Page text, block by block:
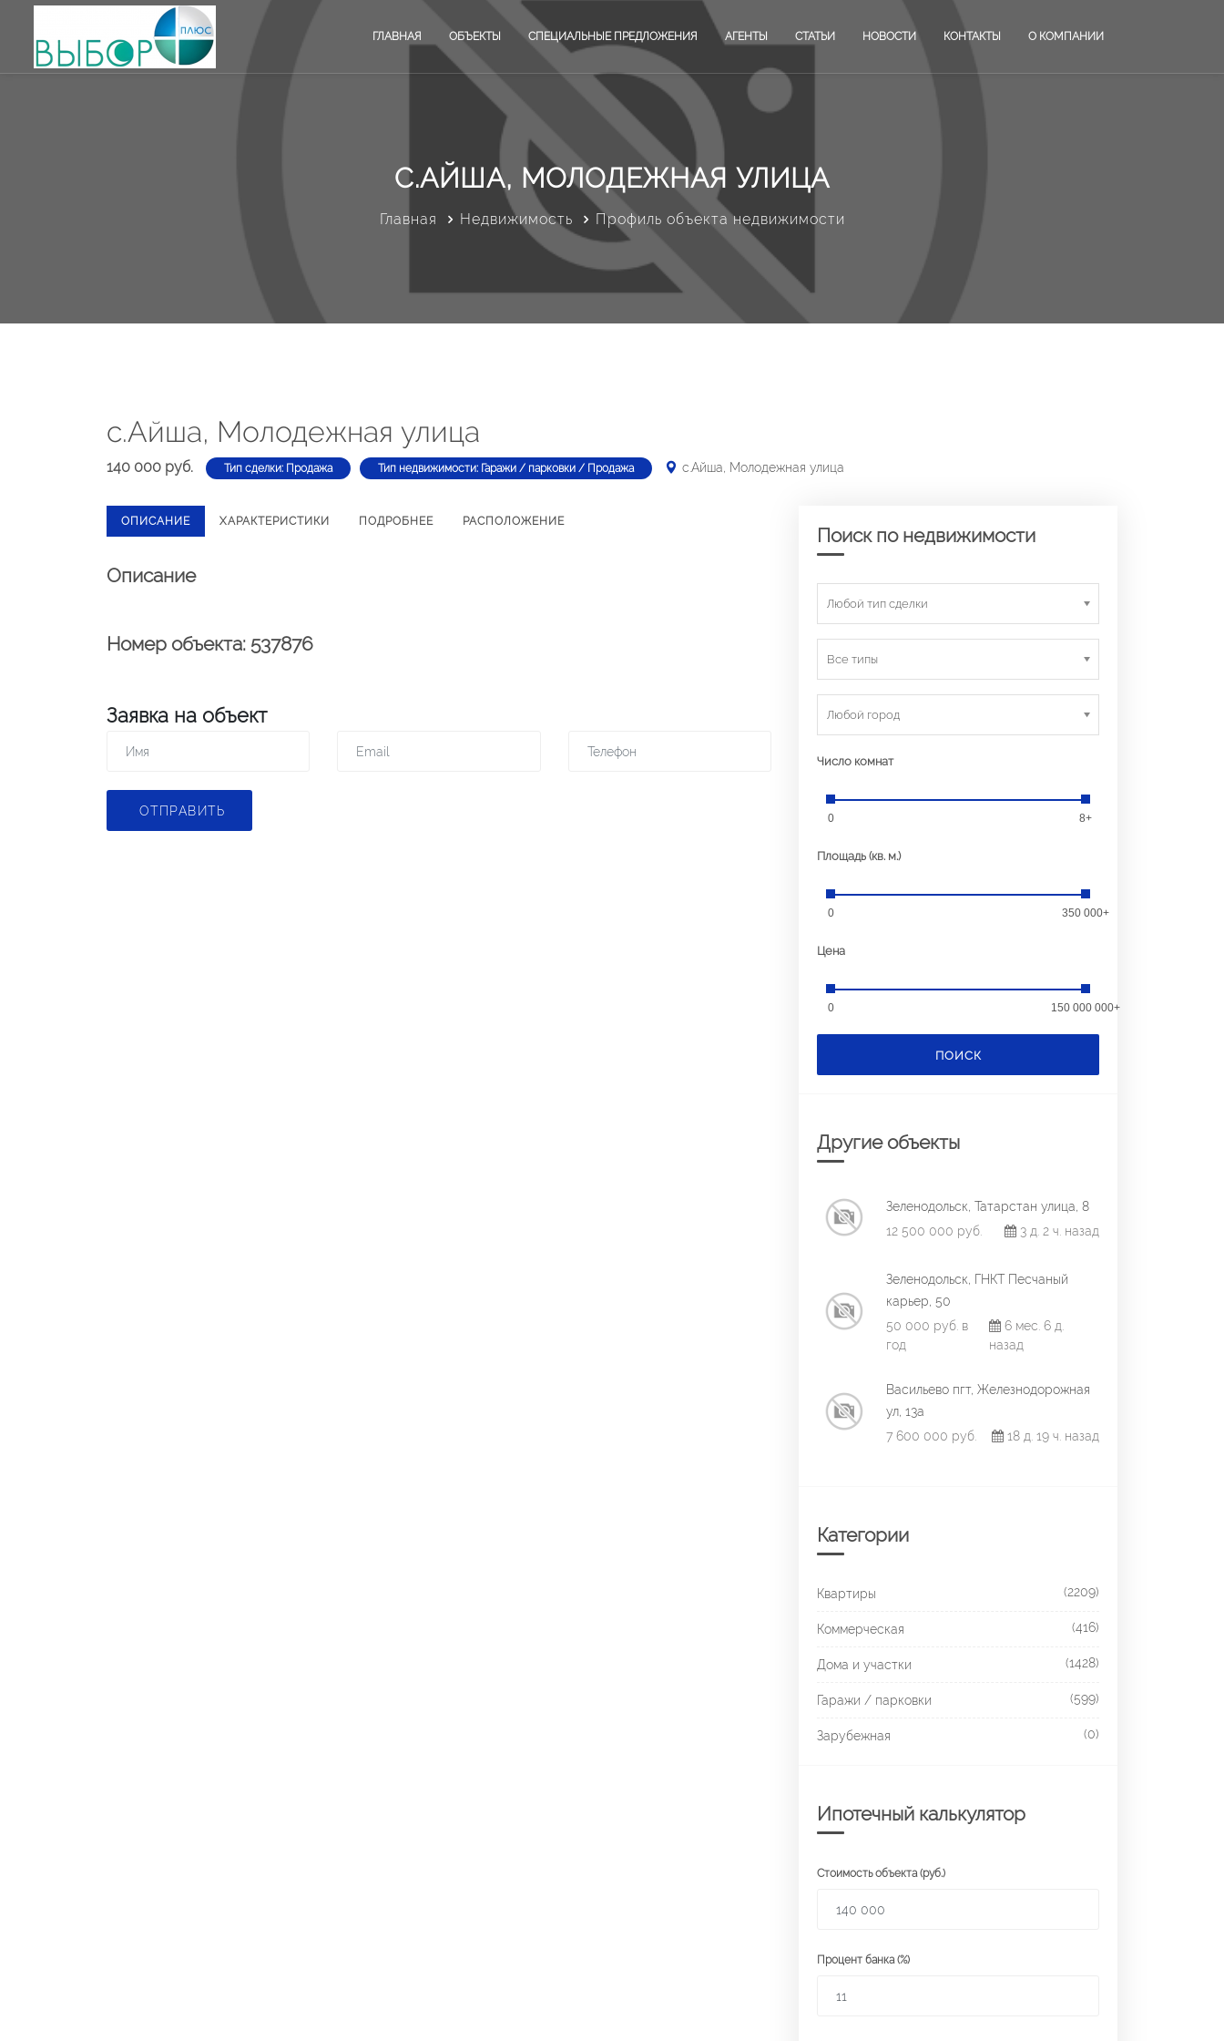
ГЛАВНАЯ ОБЪЕКТЫ СПЕЦИАЛЬНЫЕ ПРЕДЛОЖЕНИЯ АГЕНТЫ СТАТЬИ НОВОСТИ КОНТАКТЫ О КОМПАНИИ
С.АЙША, МОЛОДЕЖНАЯ УЛИЦА
Главная Недвижимость Профиль объекта недвижимости
с.Айша, Молодежная улица
140 000 руб. Тип сделки: Продажа Тип недвижимости: Гаражи / парковки / Продажа с.Айша, Молодежная улица
ОПИСАНИЕ ХАРАКТЕРИСТИКИ ПОДРОБНЕЕ РАСПОЛОЖЕНИЕ
Описание
Номер объекта: 537876
Заявка на объект
ОТПРАВИТЬ
Поиск по недвижимости
Любой тип сделки
Все типы
Любой город
Число комнат
0 8+
Площадь (кв. м.)
0 350 000+
Цена
0 150 000 000+
ПОИСК
Другие объекты
Зеленодольск, Татарстан улица, 8
12 500 000 руб.
3 д. 2 ч. назад
Зеленодольск, ГНКТ Песчаный
карьер, 50
50 000 руб. в
год
6 мес. 6 д.
назад
Васильево пгт, Железнодорожная
ул, 13а
7 600 000 руб.
18 д. 19 ч. назад
Категории
Квартиры (2209)
Коммерческая (416)
Дома и участки (1428)
Гаражи / парковки (599)
Зарубежная (0)
Ипотечный калькулятор
Стоимость объекта (руб.)
Процент банка (%)